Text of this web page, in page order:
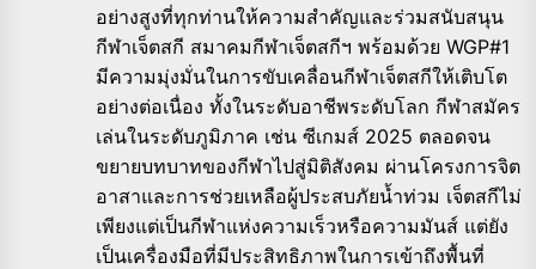
อย่างสูงที่ทุกท่านให้ความสำคัญและร่วมสนับสนุน
กีฬาเจ็ตสกี สมาคมกีฬาเจ็ตสกีฯ พร้อมด้วย WGP#1
มีความมุ่งมั่นในการขับเคลื่อนกีฬาเจ็ตสกีให้เติบโต
อย่างต่อเนื่อง ทั้งในระดับอาชีพระดับโลก กีฬาสมัคร
เล่นในระดับภูมิภาค เช่น ซีเกมส์ 2025 ตลอดจน
ขยายบทบาทของกีฬาไปสู่มิติสังคม ผ่านโครงการจิต
อาสาและการช่วยเหลือผู้ประสบภัยน้ำท่วม เจ็ตสกีไม่
เพียงแต่เป็นกีฬาแห่งความเร็วหรือความมันส์ แต่ยัง
เป็นเครื่องมือที่มีประสิทธิภาพในการเข้าถึงพื้นที่